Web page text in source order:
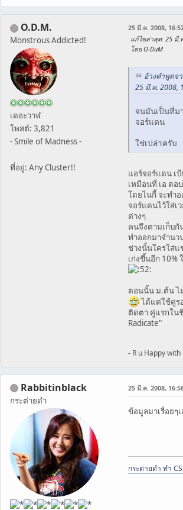
O.D.M.
Monstrous Addicted!
เดอะวาฬ
โพสต์: 3,821
- Smile of Madness -
ที่อยู่: Any Cluster!!
25 มี.ค. 2008,
แก้ไขล่าสุด: 25 มี.
โดย O-DuM
อ้างคำพูดจ
25 มี.ค. 2008,
จนมันเป็นที่ม
จอร์แดน
ใช่เปล่าครับ
แอร์จอร์แดน เ
เหมือนที่ เอ ตอ
โดยไนกี้ จะทำ
จอร์แดนไว้ใส่เ
ต่างๆ
คนจึงตามเก็บกั
ทำออกมาจำนว
ช่วงนั้นใครใส่แ
เก่งขึ้นอีก 10%
ตอนนั้น ม.ต้น
ได้แต่ใช้คู่ร
ติดตา คู่แรกใน
Radicate"
- R u Happy with
Rabbitinblack
กระต่ายดำ
25 มี.ค. 2008,
ข้อมูลมาเรื่อยๆเ
กระต่ายดำ ทำ